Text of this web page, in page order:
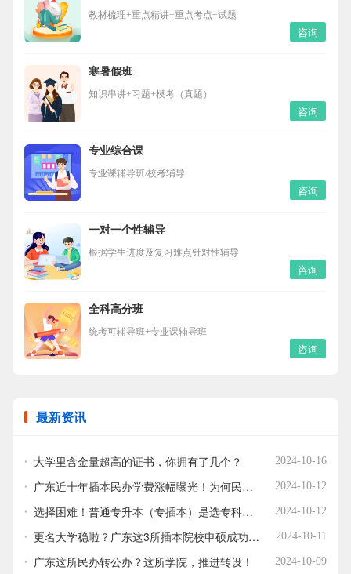
教材梳理+重点精讲+重点考点+试题
咨询
寒暑假班
知识串讲+习题+模考（真题）
咨询
专业综合课
专业课辅导班/校考辅导
咨询
一对一个性辅导
根据学生进度及复习难点针对性辅导
咨询
全科高分班
统考可辅导班+专业课辅导班
咨询
最新资讯
大学里含金量超高的证书，你拥有了几个？ 2024-10-16
广东近十年插本民办学费涨幅曝光！为何民办学费暴涨如何厉害？ 2024-10-12
选择困难！普通专升本（专插本）是选专科专业？还是跨专业？看看这些建议！ 2024-10-12
更名大学稳啦？广东这3所插本院校申硕成功！考上可在本校读研究生！ 2024-10-11
广东这所民办转公办？这所学院，推进转设！ 2024-10-09